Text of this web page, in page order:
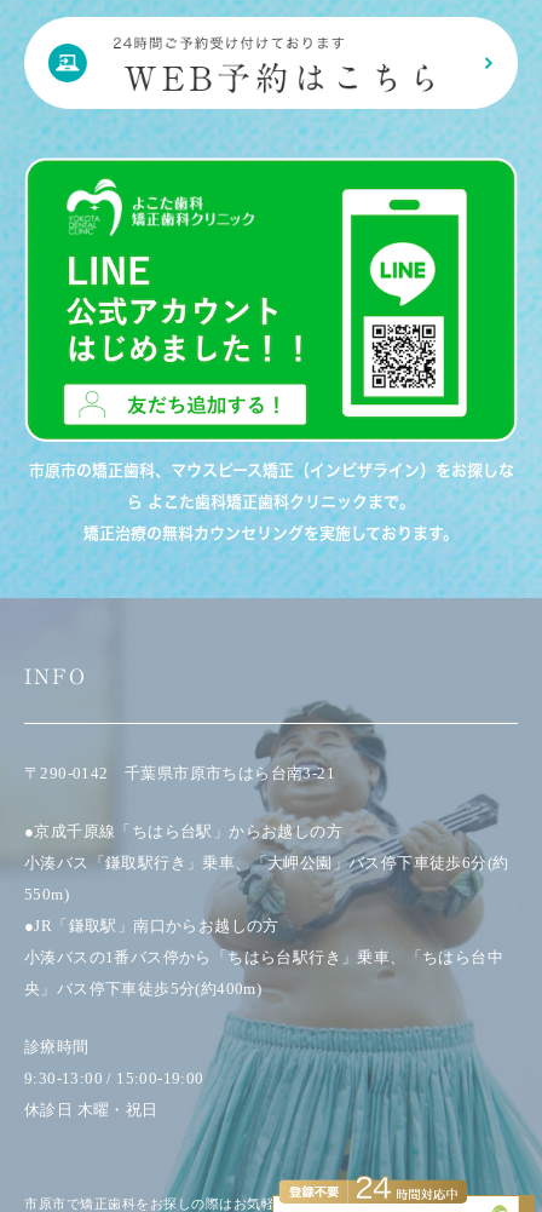
市原市の矯正歯科、マウスピース矯正（インビザライン）をお探しな
ら よこた歯科矯正歯科クリニックまで。
矯正治療の無料カウンセリングを実施しております。
INFO
〒290-0142 千葉県市原市ちはら台南3-21
●京成千原線「ちはら台駅」からお越しの方
小湊バス「鎌取駅行き」乗車、「大岬公園」バス停下車徒歩6分(約
550m)
●JR「鎌取駅」南口からお越しの方
小湊バスの1番バス停から「ちはら台駅行き」乗車、「ちはら台中
央」バス停下車徒歩5分(約400m)
診療時間
9:30-13:00 / 15:00-19:00
休診日 木曜・祝日
市原市で矯正歯科をお探しの際はお気軽にお問い合わせください。© よこ